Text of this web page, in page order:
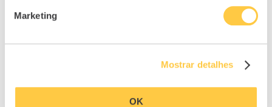
Marketing
Mostrar detalhes
OK
artigo anterior
próximo artigo
Ainda não tem um fundo de
emergência? Comece por aqui